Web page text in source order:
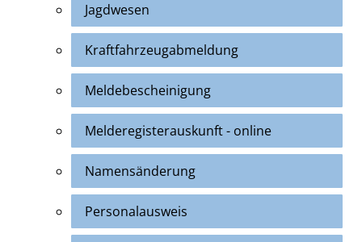
Jagdwesen
Kraftfahrzeugabmeldung
Meldebescheinigung
Melderegisterauskunft - online
Namensänderung
Personalausweis